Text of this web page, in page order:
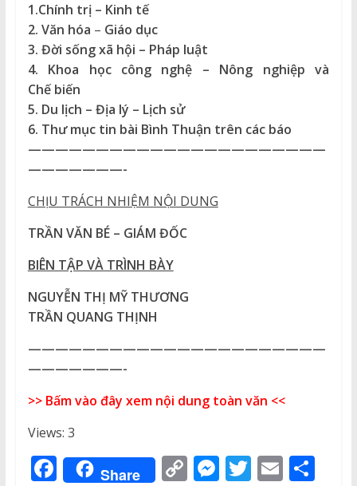
1.Chính trị – Kinh tế
2. Văn hóa – Giáo dục
3. Đời sống xã hội – Pháp luật
4. Khoa học công nghệ – Nông nghiệpvà
Chếbiến
5. Du lịch – Địa lý – Lịch sử
6. Thư mụctin bài Bình Thuận trên các báo
——————————————————————
———————-
CHỊU TRÁCH NHIỆM NỘI DUNG
TRẦN VĂN BÉ – GIÁM ĐỐC
BIÊN TẬP VÀ TRÌNH BÀY
NGUYỄN THỊ MỸ THƯƠNG
TRẦN QUANG THỊNH
——————————————————————
———————-
>> Bấm vào đây xem nội dung toàn văn <<
Views: 3
F Share C M T E S